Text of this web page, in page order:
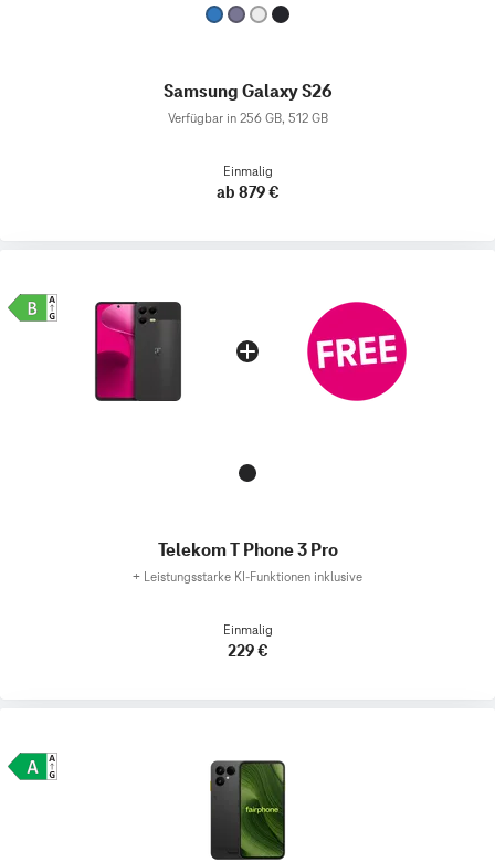
Samsung Galaxy S26
Verfügbar in 256 GB, 512 GB
Einmalig
ab 879 €
Telekom T Phone 3 Pro
+ Leistungsstarke KI-Funktionen inklusive
Einmalig
229 €